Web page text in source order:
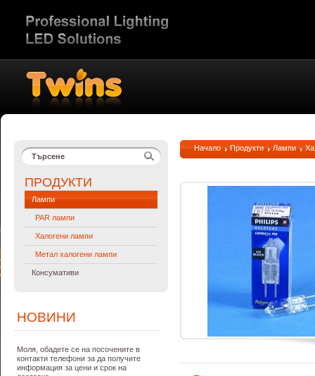
ПРОДУКТИ
Лампи
PAR лампи
Халогени лампи
Метал халогени лампи
Консумативи
НОВИНИ
Моля, обадете се на посочените в
контакти телефони за да получите
информация за цени и срок на
Начало Продукти Лампи